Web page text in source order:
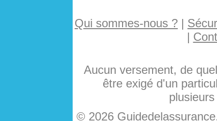
Qui sommes-nous ? |
|
Aucun versement, de
être exigé d'un
© 2026